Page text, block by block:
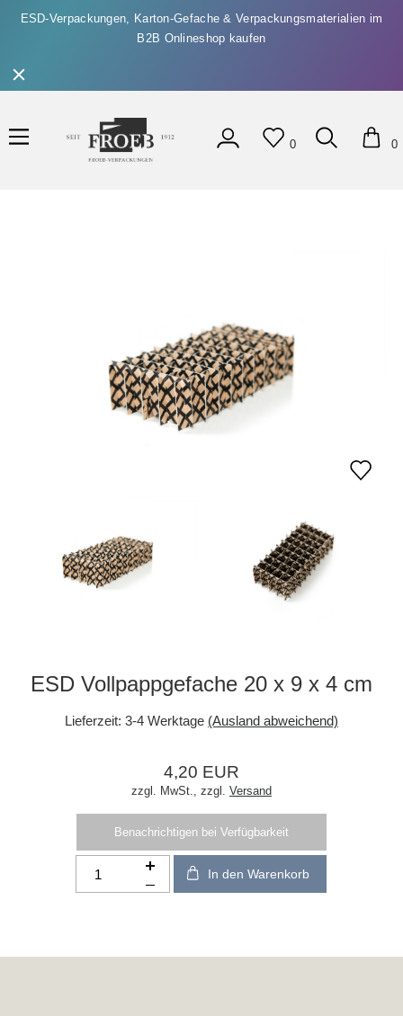
ESD-Verpackungen, Karton-Gefache & Verpackungsmaterialien im
B2B Onlineshop kaufen
0 0
ESD Vollpappgefache 20 x 9 x 4 cm
Lieferzeit: 3-4 Werktage (Ausland abweichend)
4,20 EUR
zzgl. MwSt., zzgl. Versand
Benachrichtigen bei Verfügbarkeit
In den Warenkorb